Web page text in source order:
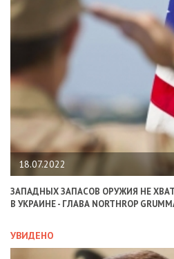
18.07.2022
ЗАПАДНЫХ ЗАПАСОВ ОРУЖИЯ НЕ
В УКРАИНЕ - ГЛАВА NORTHROP
УВИДЕНО